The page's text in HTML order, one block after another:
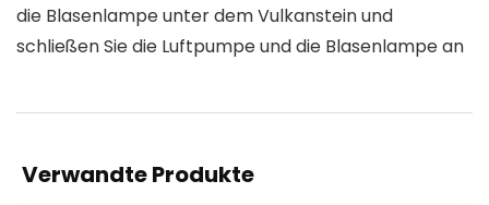
die Blasenlampe unter dem Vulkanstein und
schließen Sie die Luftpumpe und die Blasenlampe an
Verwandte Produkte